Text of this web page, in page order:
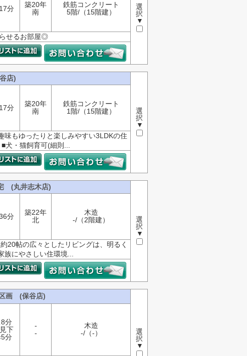
選
択
▼
分
築20年
南
鉄筋コンクリート
5階/（15階建）
せるお部屋◎
店)
選
択
▼
分
築20年
南
鉄筋コンクリート
1階/（15階建）
味もゆったりと楽しみやすい3LDKの住
犬・猫飼育可(細則...
(丸井志木店)
選
択
▼
分
築22年
北
木造
-/（2階建）
20帖の広々としたリビングは、明るく
にやさしい住環境...
画 (保谷店)
選
択
▼
分
下
分
-
-
木造
-/（-）